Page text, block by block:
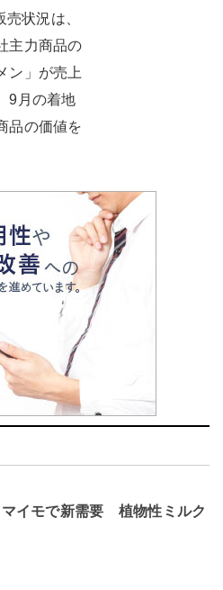
状況は、
主力商品の
ン」が売上
9月の着地
品の価値を
マイモで新需要 植物性ミルク